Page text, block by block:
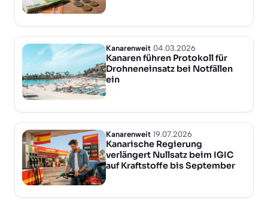
Kanarenweit 04.03.2026
Kanaren führen Protokoll für
Drohneneinsatz bei Notfällen
ein
Kanarenweit 19.07.2026
Kanarische Regierung
verlängert Nullsatz beim IGIC
auf Kraftstoffe bis September